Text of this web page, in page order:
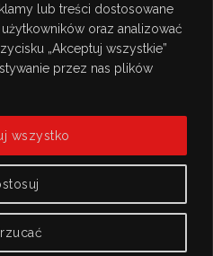
lub treści dostosowane
oraz analizować
„Akceptuj wszystkie”
przez nas plików
wszystko
2026TANAKE